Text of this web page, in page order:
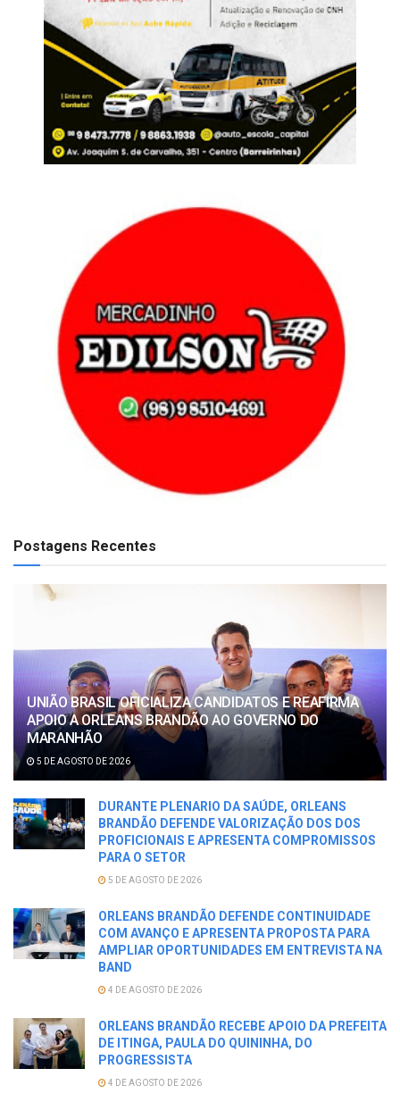
Postagens Recentes
UNIÃO BRASIL OFICIALIZA CANDIDATOS E REAFIRMA
APOIO A ORLEANS BRANDÃO AO GOVERNO DO
MARANHÃO
5 DE AGOSTO DE 2026
DURANTE PLENARIO DA SAÚDE, ORLEANS
BRANDÃO DEFENDE VALORIZAÇÃO DOS DOS
PROFICIONAIS E APRESENTA COMPROMISSOS
PARA O SETOR
5 DE AGOSTO DE 2026
ORLEANS BRANDÃO DEFENDE CONTINUIDADE
COM AVANÇO E APRESENTA PROPOSTA PARA
AMPLIAR OPORTUNIDADES EM ENTREVISTA NA
BAND
4 DE AGOSTO DE 2026
ORLEANS BRANDÃO RECEBE APOIO DA PREFEITA
DE ITINGA, PAULA DO QUININHA, DO
PROGRESSISTA
4 DE AGOSTO DE 2026